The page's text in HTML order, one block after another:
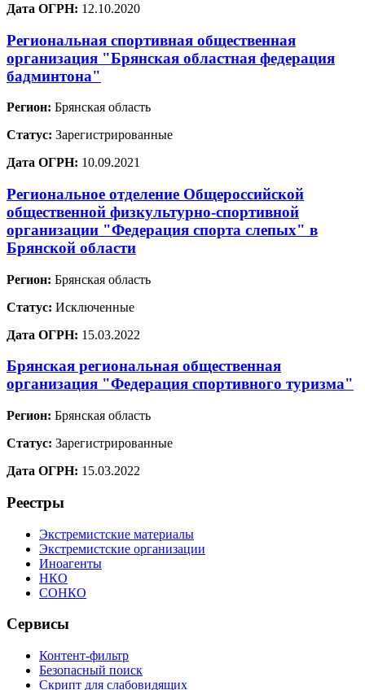
Дата ОГРН: 12.10.2020
Региональная спортивная общественная
организация "Брянская областная федерация
бадминтона"
Регион: Брянская область
Статус: Зарегистрированные
Дата ОГРН: 10.09.2021
Региональное отделение Общероссийской
общественной физкультурно-спортивной
организации "Федерация спорта слепых" в
Брянской области
Регион: Брянская область
Статус: Исключенные
Дата ОГРН: 15.03.2022
Брянская региональная общественная
организация "Федерация спортивного туризма"
Регион: Брянская область
Статус: Зарегистрированные
Дата ОГРН: 15.03.2022
Реестры
Экстремистские материалы
Экстремистские организации
Иноагенты
НКО
СОНКО
Сервисы
Контент-фильтр
Безопасный поиск
Скрипт для слабовидящих